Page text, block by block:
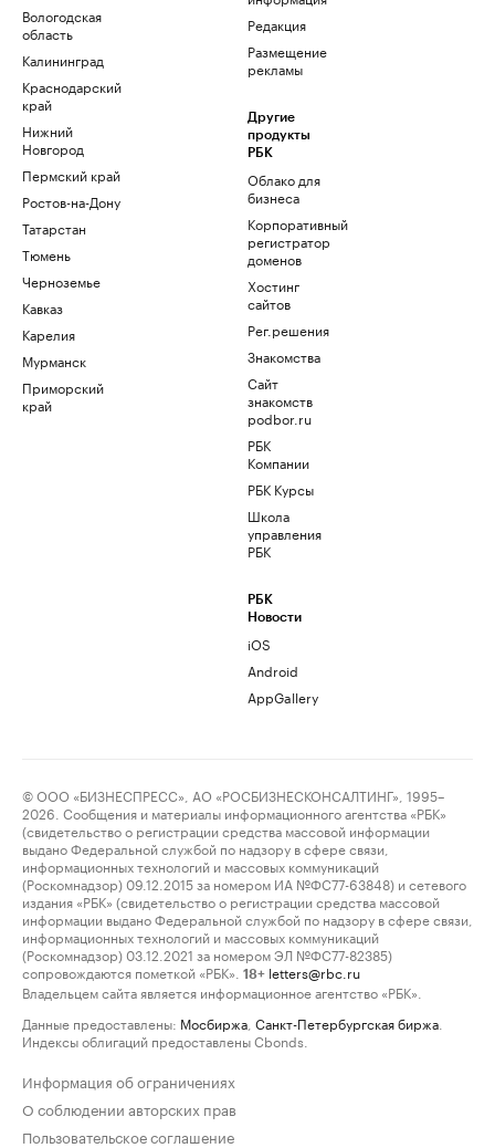
Вологодская
область
Калининград
Краснодарский
край
Нижний
Новгород
Пермский край
Ростов-на-Дону
Татарстан
Тюмень
Черноземье
Кавказ
Карелия
Мурманск
Приморский
край
Редакция
Размещение
рекламы
Другие
продукты
РБК
Облако для
бизнеса
Корпоративный
регистратор
доменов
Хостинг
сайтов
Рег.решения
Знакомства
Сайт
знакомств
podbor.ru
РБК
Компании
РБК Курсы
Школа
управления
РБК
РБК
Новости
iOS
Android
AppGallery
© ООО «БИЗНЕСПРЕСС», АО «РОСБИЗНЕСКОНСАЛТИНГ», 1995–
2026. Сообщения и материалы информационного агентства «РБК»
(свидетельство о регистрации средства массовой информации
выдано Федеральной службой по надзору в сфере связи,
информационных технологий и массовых коммуникаций
(Роскомнадзор) 09.12.2015 за номером ИА №ФС77-63848) и сетевого
издания «РБК» (свидетельство о регистрации средства массовой
информации выдано Федеральной службой по надзору в сфере связи,
информационных технологий и массовых коммуникаций
(Роскомнадзор) 03.12.2021 за номером ЭЛ №ФС77-82385)
сопровождаются пометкой «РБК».
18+ letters@rbc.ru
Владельцем сайта является информационное агентство «РБК».
Данные предоставлены: Мосбиржа Санкт-Петербургская биржа
Индексы облигаций предоставлены Cbonds.
Информация об ограничениях
О соблюдении авторских прав
Пользовательское соглашение